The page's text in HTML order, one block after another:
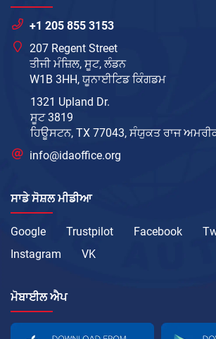
+1 205 855 3153
207 Regent Street
ਤੀਜੀ ਮੰਜ਼ਿਲ, ਸੂਟ, ਲੰਡਨ
W1B 3HH, ਯੂਨਾਈਟਿਡ ਕਿੰਗਡਮ
1321 Upland Dr.
ਸੂਟ 3819
ਹਿਊਸਟਨ, TX 77043, ਸੰਯੁਕਤ ਰਾਜ
info@idaoffice.org
ਸਾਡੇ ਸੋਸ਼ਲ ਮੀਡੀਆ
Google Trustpilot Facebook
Instagram
VK
ਮੋਬਾਈਲ ਐਪ